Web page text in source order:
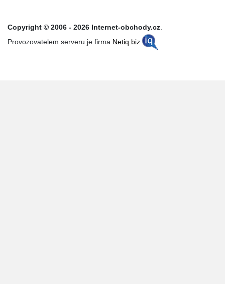
Copyright © 2006 - 2026 Internet-obchody.cz.
Provozovatelem serveru je firma Netiq.biz